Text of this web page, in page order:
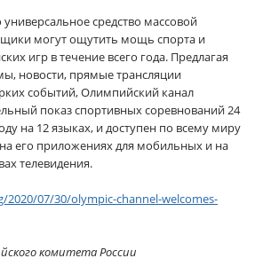
средство массовой
могут ощутить мощь спорта и
игр в течение всего года. Предлагая
новости, прямые трансляции
событий, Олимпийский канал
показ спортивных соревнований 24
на 12 языках, и доступен по всему миру
его приложениях для мобильных и на
телевидения.
07/30/olympic-channel-welcomes-
комитета России